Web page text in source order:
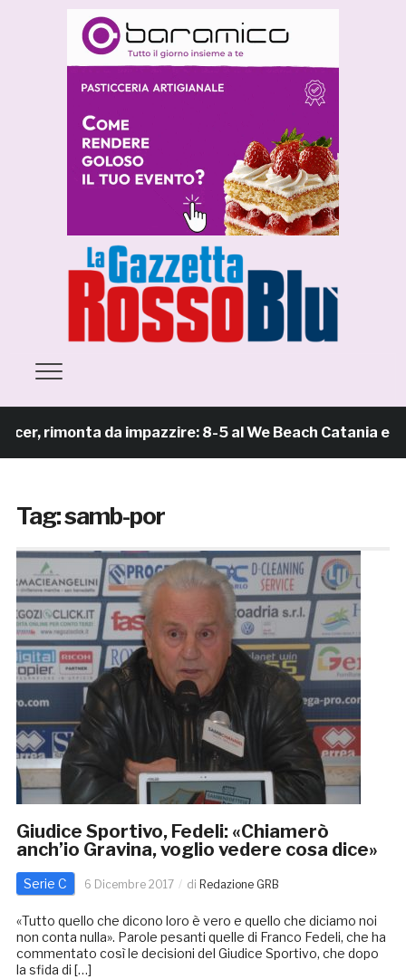
rimonta da impazzire: 8-5 al We Beach Catania e
Tag:samb-por
Giudice Sportivo, Fedeli: «Chiamerò
anch’io Gravina, voglio vedere cosa dice»
Serie C 6 Dicembre 2017 di Redazione GRB
«Tutto quello che dicono loro è vero e quello che diciamo noi
non conta nulla». Parole pesanti quelle di Franco Fedeli, che ha
commentato così le decisioni del Giudice Sportivo, che dopo
la sfida di […]